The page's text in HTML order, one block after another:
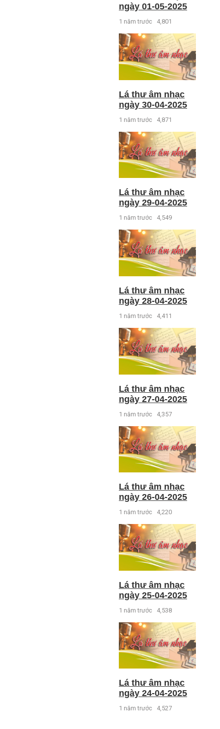
ngày 01-05-2025
1 năm trước 4,801
Lá thư âm nhạc
ngày 30-04-2025
1 năm trước 4,871
Lá thư âm nhạc
ngày 29-04-2025
1 năm trước 4,549
Lá thư âm nhạc
ngày 28-04-2025
1 năm trước 4,411
Lá thư âm nhạc
ngày 27-04-2025
1 năm trước 4,357
Lá thư âm nhạc
ngày 26-04-2025
1 năm trước 4,220
Lá thư âm nhạc
ngày 25-04-2025
1 năm trước 4,538
Lá thư âm nhạc
ngày 24-04-2025
1 năm trước 4,527